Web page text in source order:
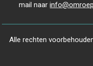
mail naar
Alle rechten